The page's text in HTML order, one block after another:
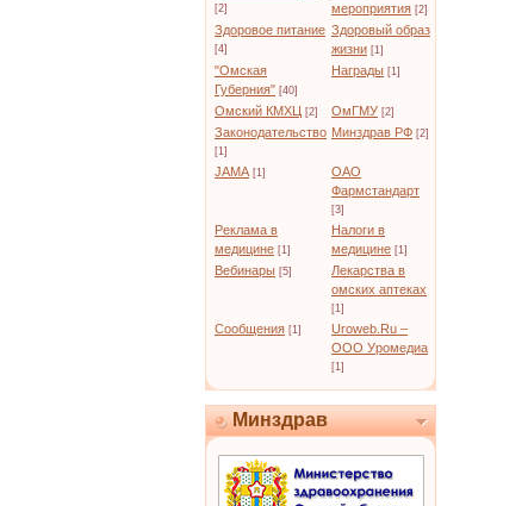
[2]
мероприятия [2]
Здоровое питание
[4]
Здоровый образ
жизни [1]
"Омская
Губерния" [40]
Награды [1]
Омский КМХЦ [2] ОмГМУ [2]
Законодательство
[1]
Минздрав РФ [2]
JAMA [1]
ОАО
Фармстандарт
[3]
Реклама в
медицине [1]
Налоги в
медицине [1]
Вебинары [5]
Лекарства в
омских аптеках
[1]
Сообщения [1]
Uroweb.Ru –
ООО Уромедиа
[1]
Минздрав